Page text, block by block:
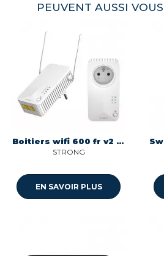
PEUVENT AUSSI
Boitiers wifi 600 fr v2 wifi 2/3/4 Strong POWERLWF600DUOFRV2
STRONG
EN SAVOIR PLUS